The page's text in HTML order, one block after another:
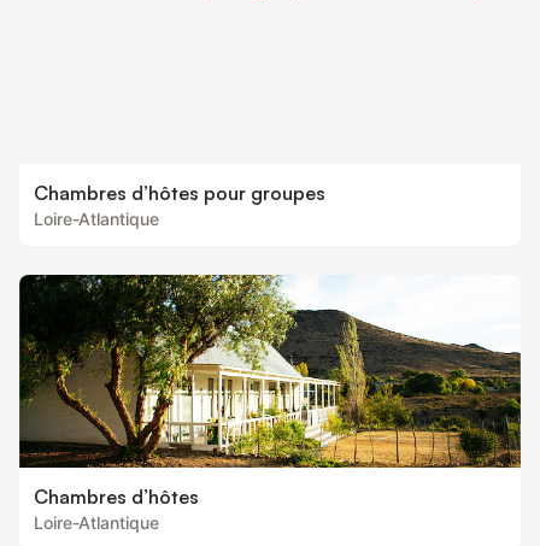
Chambres d’hôtes pour groupes
Loire-Atlantique
Chambres d’hôtes
Loire-Atlantique